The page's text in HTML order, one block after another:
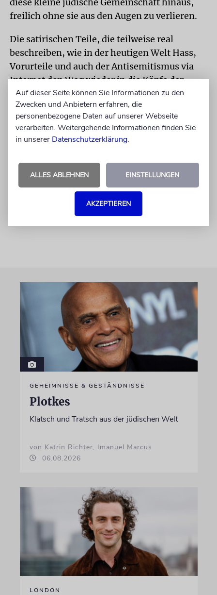
freilich ohne sie aus den Augen zu verlieren.
Die satirischen Teile, die teilweise real
beschreiben, wie in der heutigen Welt Hass,
Vorurteile und auch der Antisemitismus via
Internet den Weg wieder in die Köpfe der
Menschen finden und damit die Arbeit der
Neogermanen erleichtern, wirken nach – und
hinterlassen beim Leser die Frage, in welche
Welt denn Mottis und Huldas Kind
heile.
Thomas Meyer: »Wolkenbruchs waghalsiges
Stelldichein mit der Spionin«. Diogenes,
Zürich 2019, 288 S., 24 €
GEHEIMNISSE & GESTÄNDNISSE
Plotkes
Klatsch und Tratsch aus der jüdischen Welt
von Katrin Richter, Imanuel Marcus
06.08.2026
LONDON
Auf dieser Seite können Sie Informationen zu den
Zwecken und Anbietern erfahren, die
personenbezogene Daten auf unserer Webseite
verarbeiten. Weitergehende Informationen finden Sie
in unserer Datenschutzerklärung.
ALLES ABLEHNEN EINSTELLUNGEN
AKZEPTIEREN